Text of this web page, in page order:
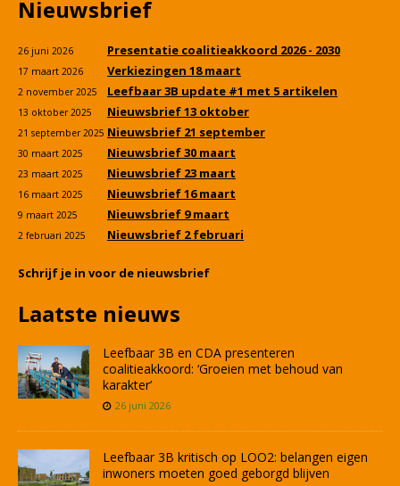
Nieuwsbrief
26 juni 2026 Presentatie coalitieakkoord 2026 - 2030
17 maart 2026 Verkiezingen 18 maart
2 november 2025 Leefbaar 3B update #1 met 5 artikelen
13 oktober 2025 Nieuwsbrief 13 oktober
21 september 2025 Nieuwsbrief 21 september
30 maart 2025 Nieuwsbrief 30 maart
23 maart 2025 Nieuwsbrief 23 maart
16 maart 2025 Nieuwsbrief 16 maart
9 maart 2025 Nieuwsbrief 9 maart
2 februari 2025 Nieuwsbrief 2 februari
Schrijf je in voor de nieuwsbrief
Laatste nieuws
Leefbaar 3B en CDA presenteren
coalitieakkoord: ‘Groeien met behoud van
karakter’
26 juni 2026
Leefbaar 3B kritisch op LOO2: belangen eigen
inwoners moeten goed geborgd blijven